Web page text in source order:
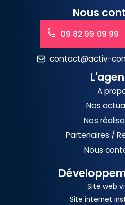
Nous
09 82 99 09 99
contact@activ-
A
Nos
Nos
Partenaires /
Nous
Site web
Site internet